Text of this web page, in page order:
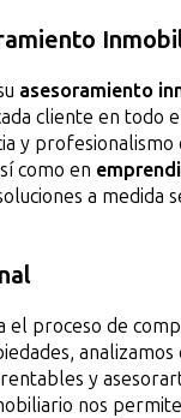
asesoramiento
cliente en todo
y profesionalismo
como en
a medida
el proceso de
rentables y
nos